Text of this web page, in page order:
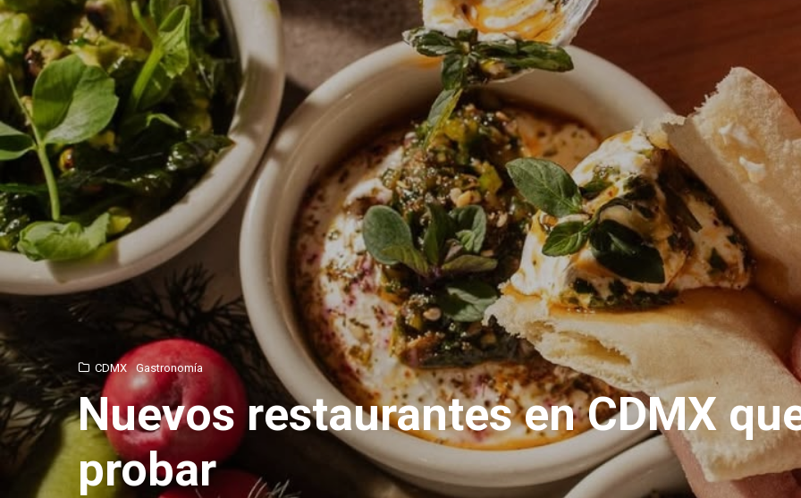
CDMX Gastronomía
Nuevos restaurantes en CDMX
probar